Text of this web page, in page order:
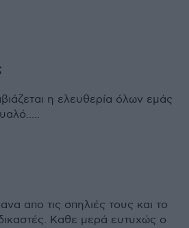
η ελευθερία όλων εμάς
απο τις σπηλιές τους και το
δικαστές. Καθε μερά ευτυχώς ο